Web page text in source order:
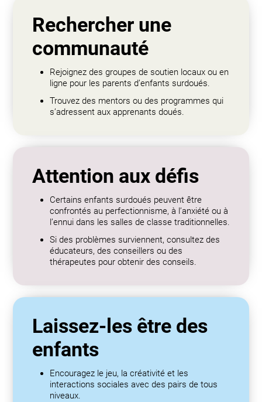
Rechercher une
communauté
Rejoignez des groupes de soutien locaux ou en
ligne pour les parents d’enfants surdoués.
Trouvez des mentors ou des programmes qui
s’adressent aux apprenants doués.
Attention aux défis
Certains enfants surdoués peuvent être
confrontés au perfectionnisme, à l’anxiété ou à
l’ennui dans les salles de classe traditionnelles.
Si des problèmes surviennent, consultez des
éducateurs, des conseillers ou des
thérapeutes pour obtenir des conseils.
Laissez-les être des
enfants
Encouragez le jeu, la créativité et les
interactions sociales avec des pairs de tous
niveaux.